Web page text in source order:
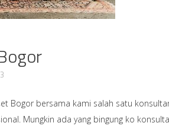
3
Bogor bersama kami salah satu
Mungkin ada yang bingung ko